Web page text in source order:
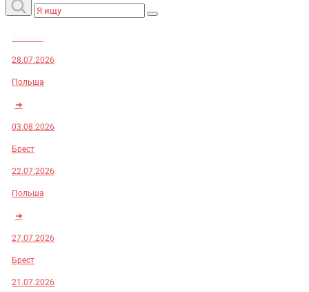
28.07.2026
Польша
➜
03.08.2026
Брест
22.07.2026
Польша
➜
27.07.2026
Брест
21.07.2026